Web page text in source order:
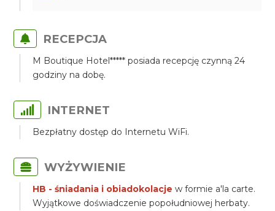
RECEPCJA
M Boutique Hotel***** posiada recepcję czynną 24
godziny na dobę.
INTERNET
Bezpłatny dostęp do Internetu WiFi.
WYŻYWIENIE
HB - śniadania i obiadokolacjew formie a'la carte.
Wyjątkowe doświadczenie popołudniowej herbaty.